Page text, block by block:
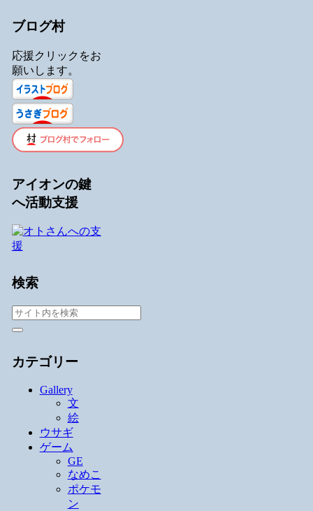
ブログ村
応援クリックをお
願いします。
アイオンの鍵
へ活動支援
検索
カテゴリー
Gallery
文
絵
ウサギ
ゲーム
GE
なめこ
ポケモ
ン